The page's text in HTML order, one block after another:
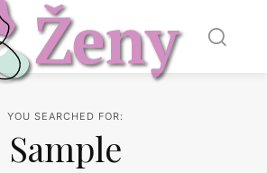
YOU SEARCHED FOR:
Sample